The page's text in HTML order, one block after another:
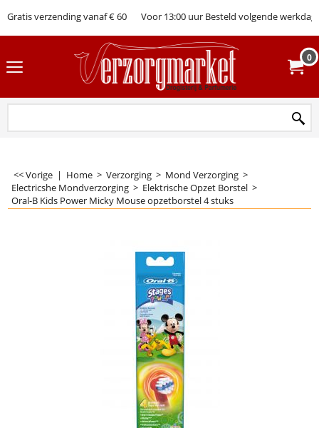
Gratis verzending vanaf € 60 Voor 13:00 uur Besteld volgende werkdag
0
<< Vorige | Home > Verzorging > Mond Verzorging >
Electricshe Mondverzorging > Elektrische Opzet Borstel >
Oral-B Kids Power Micky Mouse opzetborstel 4 stuks